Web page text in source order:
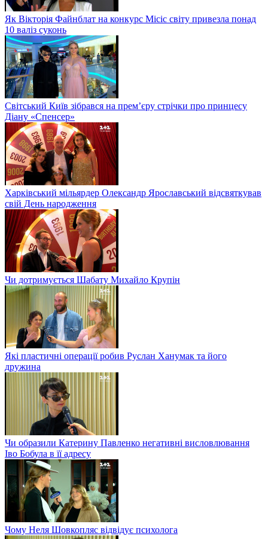
Як Вікторія Файнблат на конкурс Місіс світу привезла понад
10 валіз суконь
Світський Київ зібрався на прем’єру стрічки про принцесу
Діану «Спенсер»
Харківський мільярдер Олександр Ярославський відсвяткував
свій День народження
Чи дотримується Шабату Михайло Крупін
Які пластичні операції робив Руслан Ханумак та його
дружина
Чи образили Катерину Павленко негативні висловлювання
Іво Бобула в її адресу
Чому Неля Шовкопляс відвідує психолога